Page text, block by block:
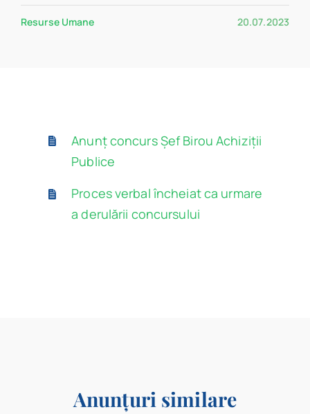
Program
Resurse Umane 20.07.2023
Anunț concurs Șef Birou Achiziții
Publice
Proces verbal încheiat ca urmare
a derulării concursului
Anunțuri similare